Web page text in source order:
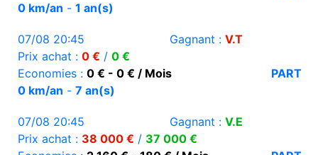
0 km/an - 1 an(s)
07/08 20:45 Gagnant : V.T
Prix achat : 0 € / 0 €
Economies : 0 € - 0 € / Mois
PART
0 km/an - 7 an(s)
07/08 20:45 Gagnant : V.E
Prix achat : 38 000 € / 37 000 €